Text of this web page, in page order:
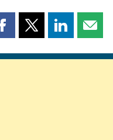
Partager
page
Partager
page
Partager
page page